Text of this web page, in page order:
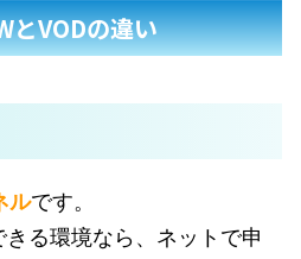
とVODの違い
ルです。
る環境なら、ネットで申